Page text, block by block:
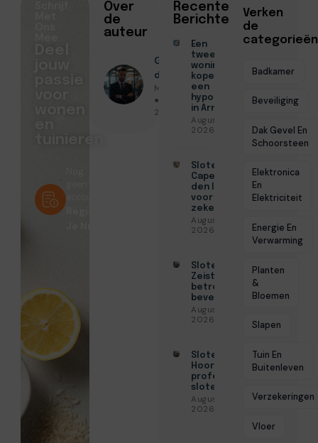
Over
de
auteur
Geschreven
door
Menno Maas
● December
27, 2025
Recente
Berichten
Een
tweede
woning
kopen met
een
hypotheek
in Arnhem
Augustus 7,
2026
Slotenmaker
Capelle aan
den IJssel
voor
zekerheid
Augustus 3,
2026
Slotenmaker
Zeist voor
betrouwbare
beveiliging
Augustus 3,
2026
Slotenmaker
Hoorn voor
professionele
slotenservice
Augustus 3,
2026
Verken
de
categorieën
Badkamer
Beveiliging
Dak Gevel En
Schoorsteen
Elektronica
En
Elektriciteit
Energie En
Verwarming
Planten
&
Bloemen
Slapen
Tuin En
Buitenleven
Verzekeringen
Vloer
account?